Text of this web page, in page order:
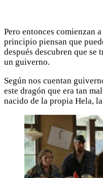
Pero entonces comienzan
principio piensan que
después descubren que se
un guiverno.
Según nos cuentan
este dragón que era tan
nacido de la propia Hela,